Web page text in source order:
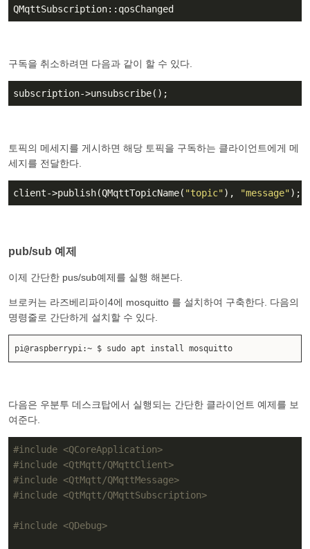
QMqttSubscription::qosChanged
구독을 취소하려면 다음과 같이 할 수 있다.
subscription->unsubscribe();
토픽의 메세지를 게시하면 해당 토픽을 구독하는 클라이언트에게 메
세지를 전달한다.
client->publish(QMqttTopicName( "topic"), "message");
pub/sub 예제
이제 간단한 pus/sub예제를 실행 해본다.
브로커는 라즈베리파이4에 mosquitto 를 설치하여 구축한다. 다음의
명령줄로 간단하게 설치할 수 있다.
pi@raspberrypi:~ $ sudo apt install mosquitto
다음은 우분투 데스크탑에서 실행되는 간단한 클라이언트 예제를 보
여준다.
#include <QCoreApplication>
#include <QtMqtt/QMqttClient>
#include <QtMqtt/QMqttMessage>
#include <QtMqtt/QMqttSubscription>
#include <QDebug>